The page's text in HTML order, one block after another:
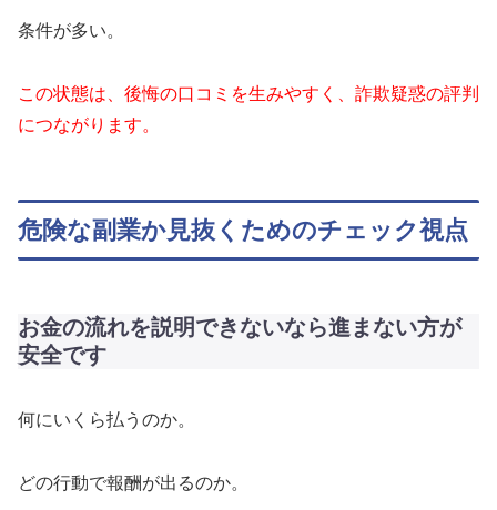
条件が多い。
この状態は、後悔の口コミを生みやすく、詐欺疑惑の評判
につながります。
危険な副業か見抜くためのチェック視点
お金の流れを説明できないなら進まない方が
安全です
何にいくら払うのか。
どの行動で報酬が出るのか。